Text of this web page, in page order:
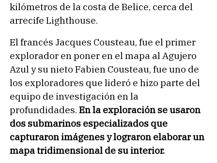
kilómetros de la costa de Belice, cerca del
arrecife Lighthouse.
El francés Jacques Cousteau, fue el primer
explorador en poner en el mapa al Agujero
Azul y su nieto Fabien Cousteau, fue uno de
los exploradores que lideró e hizo parte del
equipo de investigación en la
profundidades. En la exploración se usaron
dos submarinos especializados que
capturaron imágenes y lograron elaborar un
mapa tridimensional de su interior.